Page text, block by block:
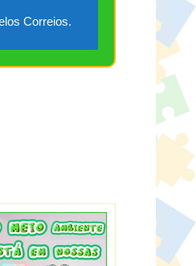
Correios.